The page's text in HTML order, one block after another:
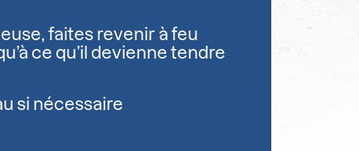
faites revenir à feu
ce qu’il devienne tendre
si nécessaire